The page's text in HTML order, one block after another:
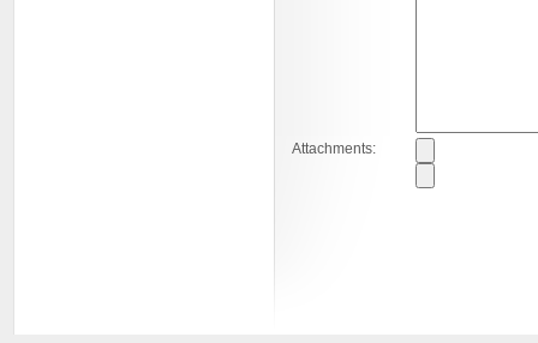
Attachments: